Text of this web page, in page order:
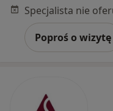
Poproś o wizytę